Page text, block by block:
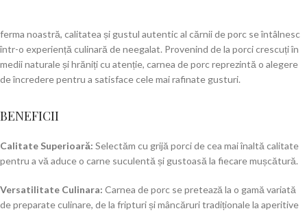
ferma noastră, calitatea și gustul autentic al cărnii de porc se întâlnesc
într-o experiență culinară de neegalat. Provenind de la porci crescuți în
medii naturale și hrăniți cu atenție, carnea de porc reprezintă o alegere
de încredere pentru a satisface cele mai rafinate gusturi.
BENEFICII
Calitate Superioară: Selectăm cu grijă porci de cea mai înaltă calitate
pentru a vă aduce o carne suculentă și gustoasă la fiecare mușcătură.
Versatilitate Culinara: Carnea de porc se pretează la o gamă variată
de preparate culinare, de la fripturi și mâncăruri tradiționale la aperitive